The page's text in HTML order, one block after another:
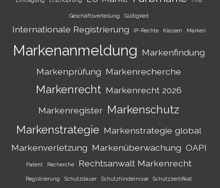
Geschäftsverteilung Gültigkeit
Internationale Registrierung IP-Rechte Klassen Marken
Markenanmeldung Markenfindung
Markenprüfung Markenrecherche
Markenrecht Markenrecht 2026
Markenregister Markenschutz
Markenstrategie Markenstrategie global
Markenverletzung Markenüberwachung OAPI
Patent Recherche Rechtsanwalt Markenrecht
Registrierung Schutzdauer Schutzhindernisse Schutzzertifikat